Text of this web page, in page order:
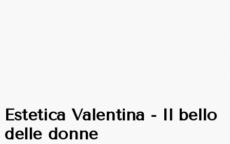
Estetica Valentina - Il bello
delle donne